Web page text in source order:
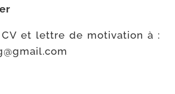
CV et lettre de moti­va­tion à :